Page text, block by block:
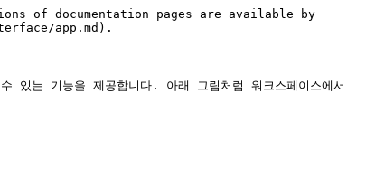
of documentation pages are available by
app.md).
는 기능을 제공합니다. 아래 그림처럼 워크스페이스에서